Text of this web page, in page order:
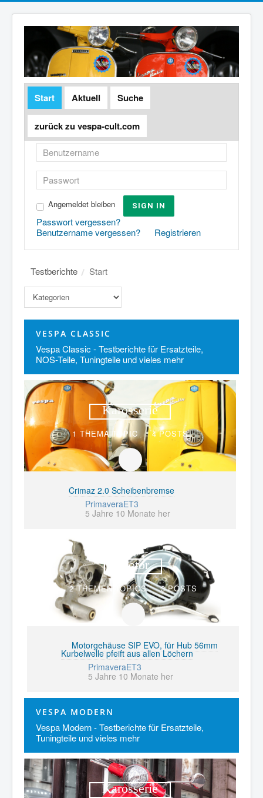
Start Aktuell Suche
zurück zu vespa-cult.com
Angemeldet bleiben SIGN IN
Passwort vergessen?
Benutzername vergessen?
Registrieren
Testberichte Start
VESPA CLASSIC
Vespa Classic - Testberichte für Ersatzteile,
NOS-Teile, Tuningteile und vieles mehr
Karosserie
1 THEMA TOPIC 4 POSTS
Crimaz 2.0 Scheibenbremse
PrimaveraET3
5 Jahre 10 Monate her
Motor
2 THEMEN TOPICS 3 POSTS
Motorgehäuse SIP EVO, für Hub 56mm
Kurbelwelle pfeift aus allen Löchern
PrimaveraET3
5 Jahre 10 Monate her
VESPA MODERN
Vespa Modern - Testberichte für Ersatzteile,
Tuningteile und vieles mehr
Karosserie